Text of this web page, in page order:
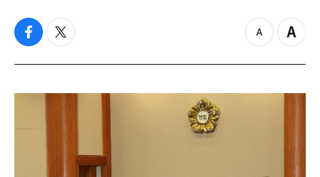
f
c
b
k
t
i
t
z
o
o
Z
o
i